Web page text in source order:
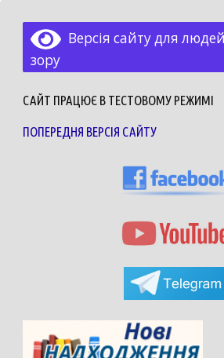
Версія сайту для
зору
САЙТ ПРАЦЮЄ В ТЕСТОВОМУ РЕЖИМІ
ПОПЕРЕДНЯ ВЕРСІЯ САЙТУ